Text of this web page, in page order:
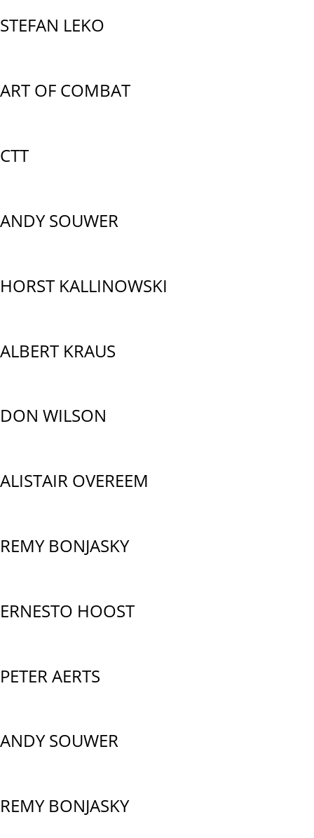
STEFAN LEKO
ART OF COMBAT
CTT
ANDY SOUWER
HORST KALLINOWSKI
ALBERT KRAUS
DON WILSON
ALISTAIR OVEREEM
REMY BONJASKY
ERNESTO HOOST
PETER AERTS
ANDY SOUWER
REMY BONJASKY